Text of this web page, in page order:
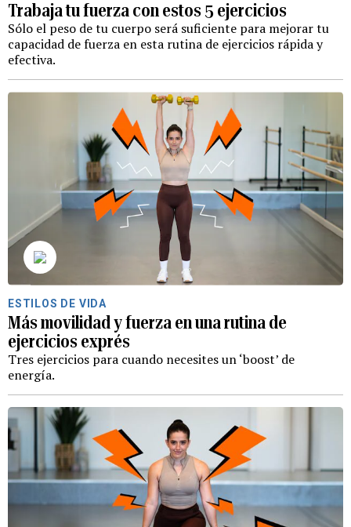
Trabaja tu fuerza con estos 5 ejercicios
Sólo el peso de tu cuerpo será suficiente para mejorar tu
capacidad de fuerza en esta rutina de ejercicios rápida y
efectiva.
ESTILOS DE VIDA
Más movilidad y fuerza en una rutina de
ejercicios exprés
Tres ejercicios para cuando necesites un ‘boost’ de
energía.